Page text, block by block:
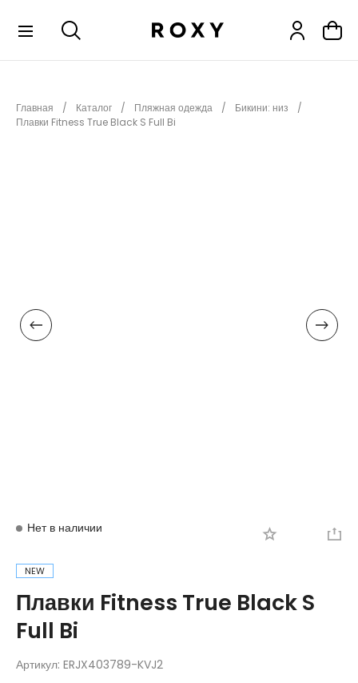
НОВИНКИ
АКСЕССУАРЫ
Главная Каталог Пляжная одежда
Бикини: низ
Плавки Fitness True Black S Full Bi
Нет в наличии
NEW
Плавки Fitness True Black S
Full Bi
Артикул: ERJX403789-KVJ2